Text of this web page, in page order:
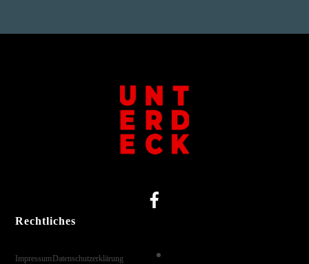
Rechtliches
ImpressumDatenschutzerklärung